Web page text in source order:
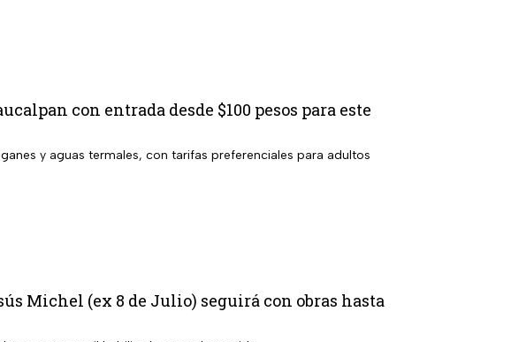
con entrada desde $100 pesos para este
y aguas termales, con tarifas preferenciales para adultos
Michel (ex 8 de Julio) seguirá con obras hasta